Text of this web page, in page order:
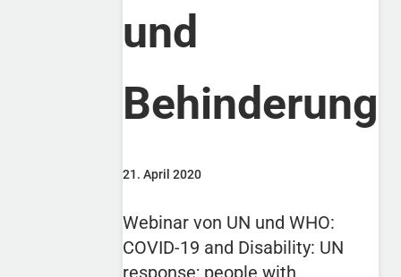
und
Behinderung
21. April 2020
Webinar von UN und WHO:
COVID-19 and Disability: UN
response; people with